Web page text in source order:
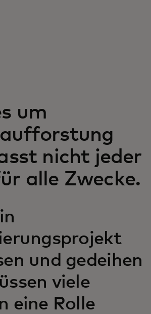
und Trends
um
nicht jeder
alle Zwecke.
und gedeihen
viele
eine Rolle